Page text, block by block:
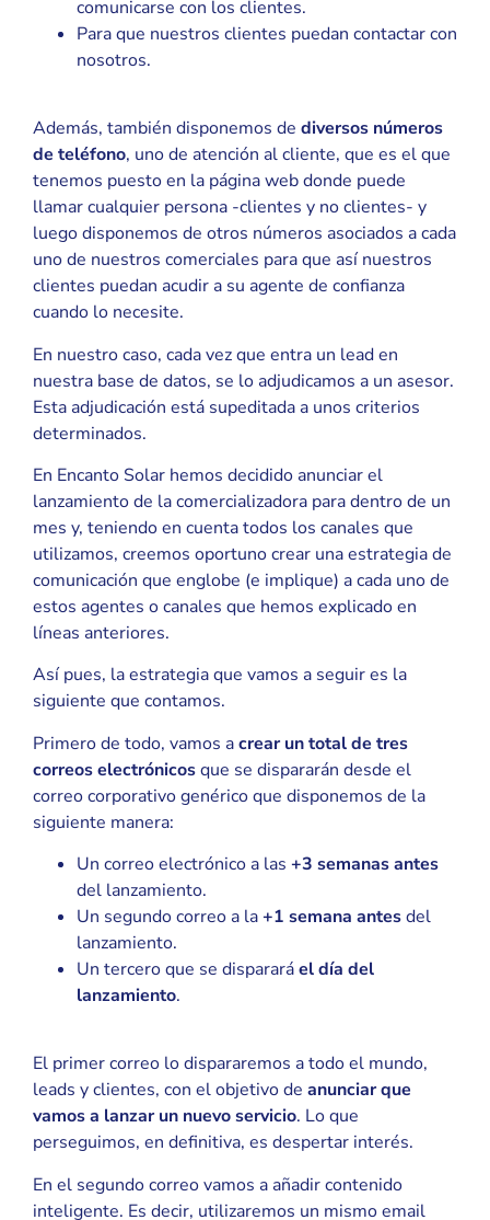
comunicarse con los clientes.
Para que nuestros clientes puedan contactar con
nosotros.
Además, también disponemos de diversos números
de teléfono, uno de atención al cliente, que es el que
tenemos puesto en la página web donde puede
llamar cualquier persona -clientes y no clientes- y
luego disponemos de otros números asociados a cada
uno de nuestros comerciales para que así nuestros
clientes puedan acudir a su agente de confianza
cuando lo necesite.
En nuestro caso, cada vez que entra un lead en
nuestra base de datos, se lo adjudicamos a un asesor.
Esta adjudicación está supeditada a unos criterios
determinados.
En Encanto Solar hemos decidido anunciar el
lanzamiento de la comercializadora para dentro de un
mes y, teniendo en cuenta todos los canales que
utilizamos, creemos oportuno crear una estrategia de
comunicación que englobe (e implique) a cada uno de
estos agentes o canales que hemos explicado en
líneas anteriores.
Así pues, la estrategia que vamos a seguir es la
siguiente que contamos.
Primero de todo, vamos acrear un total de tres
correos electrónicosque se dispararán desde el
correo corporativo genérico que disponemos de la
siguiente manera:
Un correo electrónico a las +3 semanas antes
del lanzamiento.
Un segundo correo a la+1 semana antesdel
lanzamiento.
Un tercero que se dispararáel día del
lanzamiento.
El primer correo lo dispararemos a todo el mundo,
leads y clientes, con el objetivo de anunciar que
vamos a lanzar un nuevo servicio. Lo que
perseguimos, en definitiva, es despertar interés.
En el segundo correo vamos a añadir contenido
inteligente. Es decir, utilizaremos un mismo email